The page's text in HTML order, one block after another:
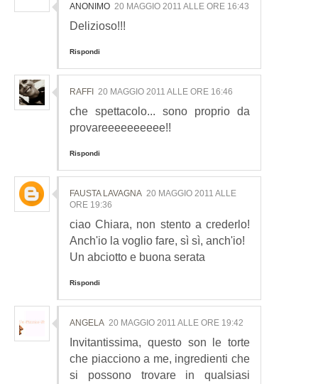
ANONIMO 20 MAGGIO 2011 ALLE ORE 16:43
Delizioso!!!
Rispondi
RAFFI 20 MAGGIO 2011 ALLE ORE 16:46
che spettacolo... sono proprio da
provareeeeeeeeee!!
Rispondi
FAUSTA LAVAGNA 20 MAGGIO 2011 ALLE
ORE 19:36
ciao Chiara, non stento a crederlo!
Anch'io la voglio fare, sì sì, anch'io!
Un abciotto e buona serata
Rispondi
ANGELA 20 MAGGIO 2011 ALLE ORE 19:42
Invitantissima, questo son le torte
che piacciono a me, ingredienti che
si possono trovare in qualsiasi